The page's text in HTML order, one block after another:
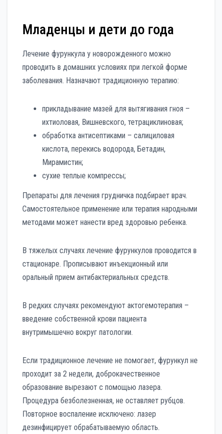
Младенцы и дети до года
Лечение фурункула у новорожденного можно
проводить в домашних условиях при легкой форме
заболевания. Назначают традиционную терапию:
прикладывание мазей для вытягивания гноя –
ихтиоловая, Вишневского, тетрациклиновая;
обработка антисептиками – салициловая
кислота, перекись водорода, Бетадин,
Мирамистин;
сухие теплые компрессы;
Препараты для лечения грудничка подбирает врач.
Самостоятельное применение или терапия народными
методами может нанести вред здоровью ребенка.
В тяжелых случаях лечение фурункулов проводится в
стационаре. Прописывают инъекционный или
оральный прием антибактериальных средств.
В редких случаях рекомендуют актогемотерапия –
введение собственной крови пациента
внутримышечно вокруг патологии.
Если традиционное лечение не помогает, фурункул не
проходит за 2 недели, доброкачественное
образование вырезают с помощью лазера.
Процедура безболезненная, не оставляет рубцов.
Повторное воспаление исключено: лазер
дезинфицирует обрабатываемую область.